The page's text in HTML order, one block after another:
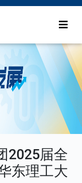
2025届全
东理工大